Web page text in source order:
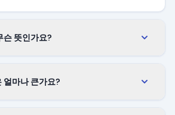
슨 뜻인가요?
서의 길이가 됩니다. 이 값은 단위
얼마나 큰가요?